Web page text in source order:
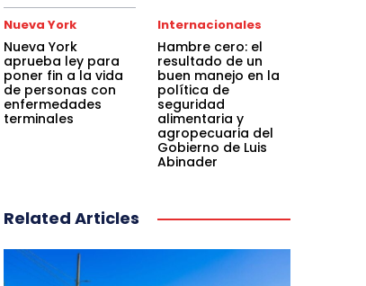
Nueva York
Nueva York
aprueba ley para
poner fin a la vida
de personas con
enfermedades
terminales
Internacionales
Hambre cero: el
resultado de un
buen manejo en la
política de
seguridad
alimentaria y
agropecuaria del
Gobierno de Luis
Abinader
Related Articles